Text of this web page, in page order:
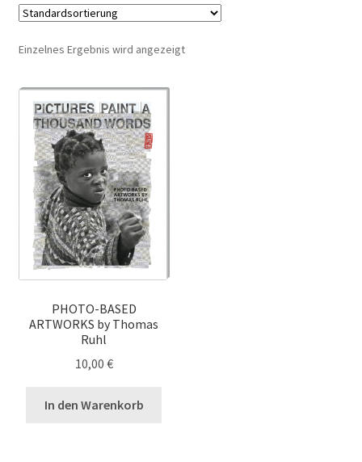
Bücher
Kataloge
Poster
Wein
Messer
Warenkunde
Rezepte
BestChefs!
Einzelnes Ergebnis wird angezeigt
PHOTO-BASED
ARTWORKS by Thomas
Ruhl
10,00 €
In den Warenkorb